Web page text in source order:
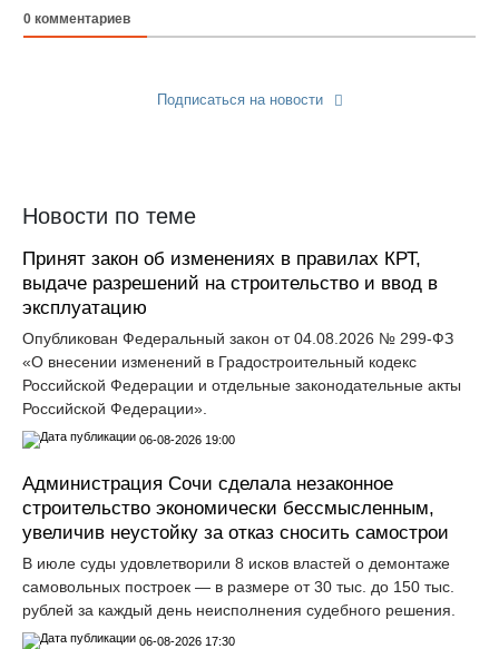
0 комментариев
Подписаться на новости
Новости по теме
Принят закон об изменениях в правилах КРТ,
выдаче разрешений на строительство и ввод в
эксплуатацию
Опубликован Федеральный закон от 04.08.2026 № 299-ФЗ
«О внесении изменений в Градостроительный кодекс
Российской Федерации и отдельные законодательные акты
Российской Федерации».
06-08-2026 19:00
Администрация Сочи сделала незаконное
строительство экономически бессмысленным,
увеличив неустойку за отказ сносить самострои
В июле суды удовлетворили 8 исков властей о демонтаже
самовольных построек — в размере от 30 тыс. до 150 тыс.
рублей за каждый день неисполнения судебного решения.
06-08-2026 17:30